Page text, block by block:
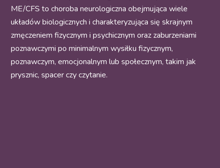
ME/CFS to choroba neurologiczna obejmująca wiele
układów biologicznych i charakteryzująca się skrajnym
zmęczeniem fizycznym i psychicznym oraz zaburzeniami
poznawczymi po minimalnym wysiłku fizycznym,
poznawczym, emocjonalnym lub społecznym, takim jak
prysznic, spacer czy czytanie.